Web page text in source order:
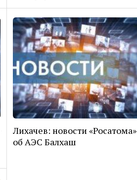
Лихачев: новости «Росатома»
об АЭС Балхаш